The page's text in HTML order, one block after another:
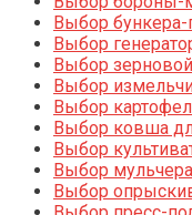
Выбор бункера-
Выбор
Выбор
Выбор
Выбор
Выбор ковша
Выбор
Выбор
Выбор